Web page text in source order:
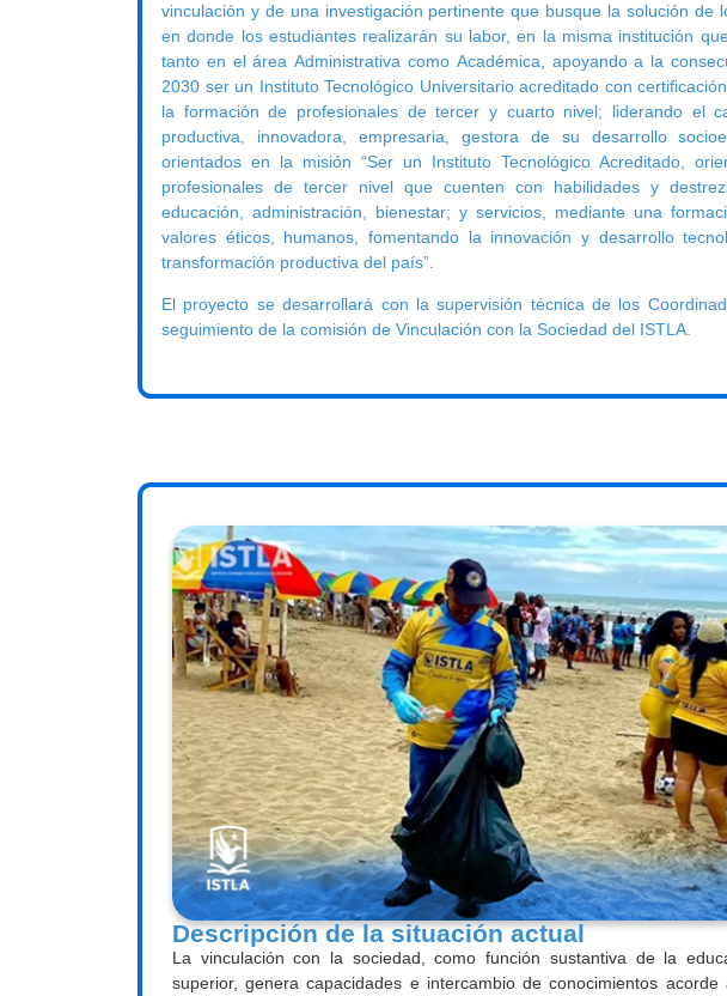
vinculación y de una investigación pertinente que busque la solución de
en donde los estudiantes realizarán su labor, en la misma institución
tanto en el área Administrativa como Académica, apoyando a la
2030 ser un Instituto Tecnológico Universitario acreditado con
la formación de profesionales de tercer y cuarto nivel; liderando el
productiva, innovadora, empresaria, gestora de su desarrollo
orientados en la misión “Ser un Instituto Tecnológico Acreditado,
profesionales de tercer nivel que cuenten con habilidades y
educación, administración, bienestar; y servicios, mediante una
valores éticos, humanos, fomentando la innovación y desarrollo
transformación productiva del país”.
El proyecto se desarrollará con la supervisión técnica de los
seguimiento de la comisión de Vinculación con la Sociedad del ISTLA.
Descripción de la situación actual
La vinculación con la sociedad, como función sustantiva de la
superior, genera capacidades e intercambio de conocimientos acorde